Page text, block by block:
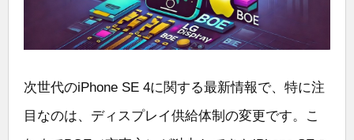
次世代のiPhone SE 4に関する最新情報で、特に注
目なのは、ディスプレイ供給体制の変更です。こ